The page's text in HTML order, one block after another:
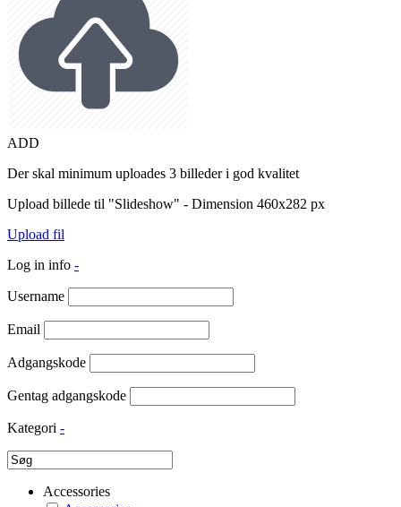
ADD
Der skal minimum uploades 3 billeder i god kvalitet
Upload billede til "Slideshow" - Dimension 460x282 px
Upload fil
Log in info -
Username
Email
Adgangskode
Gentag adgangskode
Kategori -
Accessories